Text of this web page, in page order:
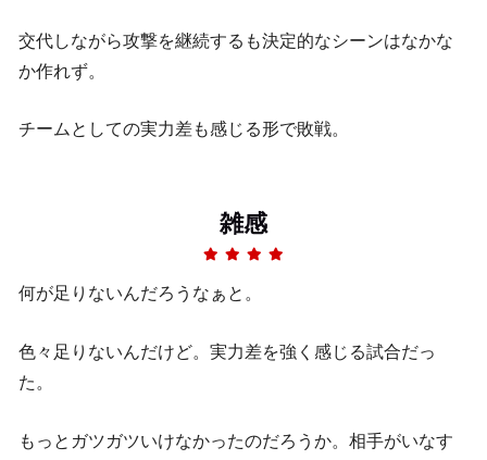
交代しながら攻撃を継続するも決定的なシーンはなかな
か作れず。
チームとしての実力差も感じる形で敗戦。
雑感
何が足りないんだろうなぁと。
色々足りないんだけど。実力差を強く感じる試合だっ
た。
もっとガツガツいけなかったのだろうか。相手がいなす